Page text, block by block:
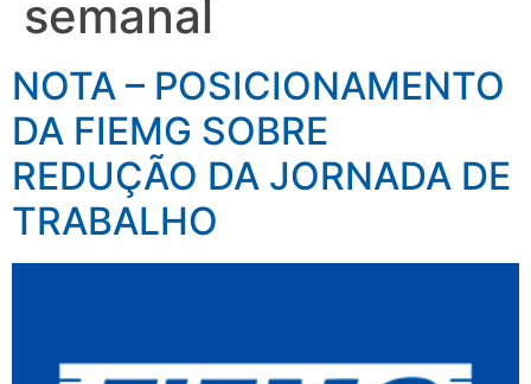
semanal
NOTA – POSICIONAMENTO
DA FIEMG SOBRE
REDUÇÃO DA JORNADA DE
TRABALHO